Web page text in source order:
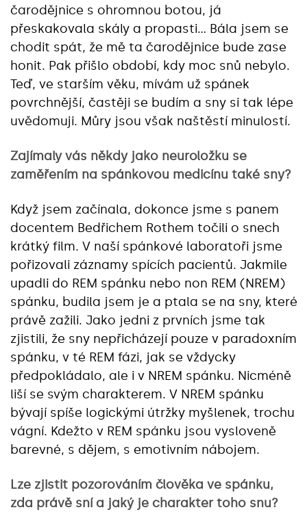
čarodějnice s ohromnou botou, já
přeskakovala skály a propasti… Bála jsem se
chodit spát, že mě ta čarodějnice bude zase
honit. Pak přišlo období, kdy moc snů nebylo.
Teď, ve starším věku, mívám už spánek
povrchnější, častěji se budím a sny si tak lépe
uvědomuji. Můry jsou však naštěstí minulostí.
Zajímaly vás někdy jako neuroložku se
zaměřením na spánkovou medicínu také sny?
Když jsem začínala, dokonce jsme s panem
docentem Bedřichem Rothem točili o snech
krátký film. V naší spánkové laboratoři jsme
pořizovali záznamy spících pacientů. Jakmile
upadli do REM spánku nebo non REM (NREM)
spánku, budila jsem je a ptala se na sny, které
právě zažili. Jako jedni z prvních jsme tak
zjistili, že sny nepřicházejí pouze v paradoxním
spánku, v té REM fázi, jak se vždycky
předpokládalo, ale i v NREM spánku. Nicméně
liší se svým charakterem. V NREM spánku
bývají spíše logickými útržky myšlenek, trochu
vágní. Kdežto v REM spánku jsou vysloveně
barevné, s dějem, s emotivním nábojem.
Lze zjistit pozorováním člověka ve spánku,
zda právě sní a jaký je charakter toho snu?